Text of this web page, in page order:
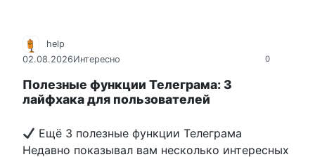
0
help
02.08.2026Интересно
Полезные функции Телеграма: 3
лайфхака для пользователей
Ещё 3 полезные функции Телеграма
Недавно показывал вам несколько интересных